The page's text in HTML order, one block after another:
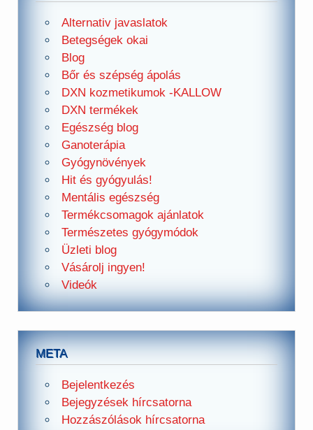
Alternativ javaslatok
Betegségek okai
Blog
Bőr és szépség ápolás
DXN kozmetikumok -KALLOW
DXN termékek
Egészség blog
Ganoterápia
Gyógynövények
Hit és gyógyulás!
Mentális egészség
Termékcsomagok ajánlatok
Természetes gyógymódok
Üzleti blog
Vásárolj ingyen!
Videók
META
Bejelentkezés
Bejegyzések hírcsatorna
Hozzászólások hírcsatorna